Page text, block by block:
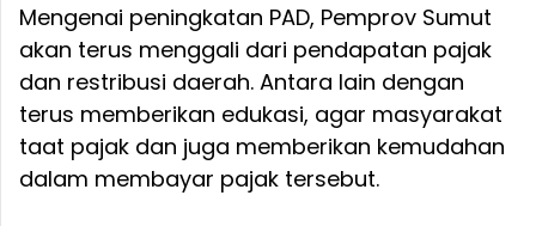
Mengenai peningkatan PAD, Pemprov Sumut
akan terus menggali dari pendapatan pajak
dan restribusi daerah. Antara lain dengan
terus memberikan edukasi, agar masyarakat
taat pajak dan juga memberikan kemudahan
dalam membayar pajak tersebut.